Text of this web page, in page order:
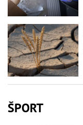
ŠPORT